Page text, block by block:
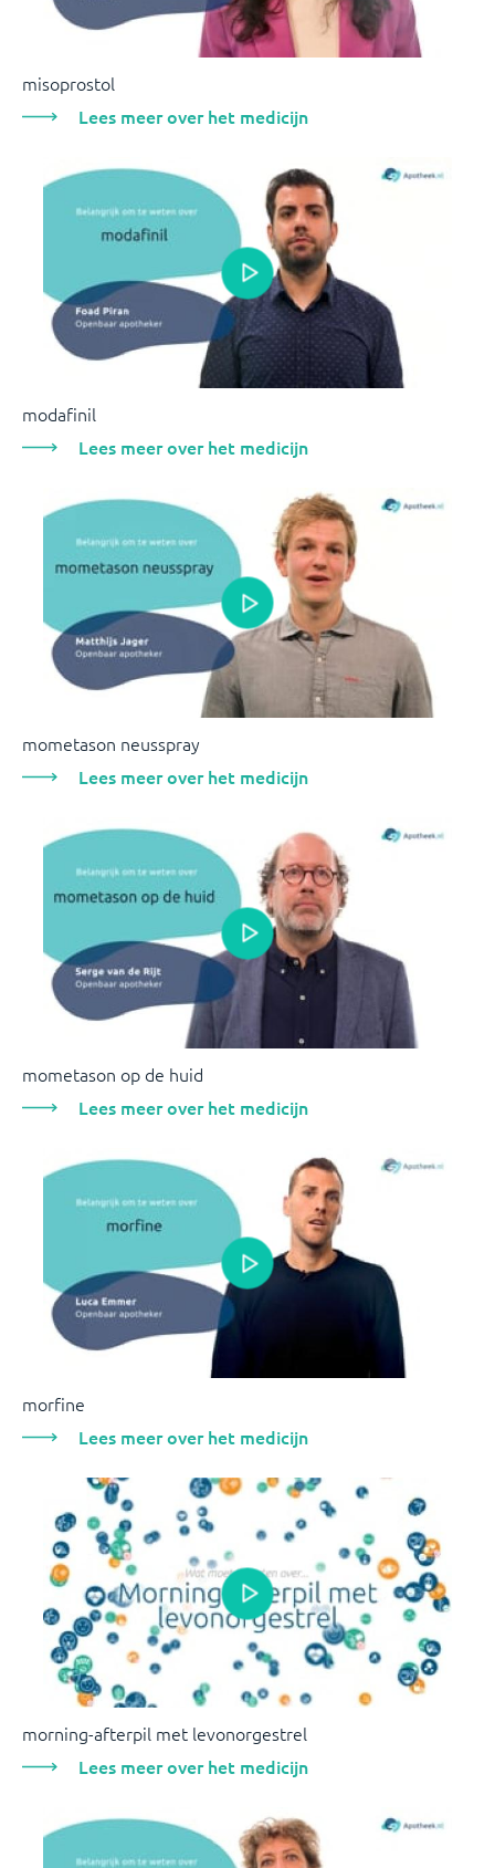
misoprostol
Lees meer over het medicijn
modafinil
Lees meer over het medicijn
mometason neusspray
Lees meer over het medicijn
mometason op de huid
Lees meer over het medicijn
morfine
Lees meer over het medicijn
morning-afterpil met levonorgestrel
Lees meer over het medicijn